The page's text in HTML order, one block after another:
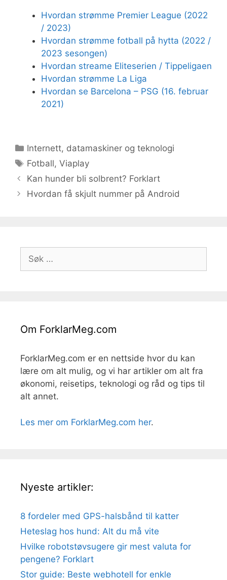
Hvordan strømme Premier League (2022
/ 2023)
Hvordan strømme fotball på hytta (2022 /
2023 sesongen)
Hvordan streame Eliteserien / Tippeligaen
Hvordan strømme La Liga
Hvordan se Barcelona – PSG (16. februar
2021)
Kategorier
Internett, datamaskiner og teknologi
Stikkord
Fotball,Viaplay
Kan hunder bli solbrent? Forklart
Hvordan få skjult nummer på Android
Søk
etter:
Om ForklarMeg.com
ForklarMeg.com er en nettside hvor du kan
lære om alt mulig, og vi har artikler om alt fra
økonomi, reisetips, teknologi og råd og tips til
alt annet.
Les mer om ForklarMeg.com her.
Nyeste artikler:
8 fordeler med GPS-halsbånd til katter
Heteslag hos hund: Alt du må vite
Hvilke robotstøvsugere gir mest valuta for
pengene? Forklart
Stor guide: Beste webhotell for enkle